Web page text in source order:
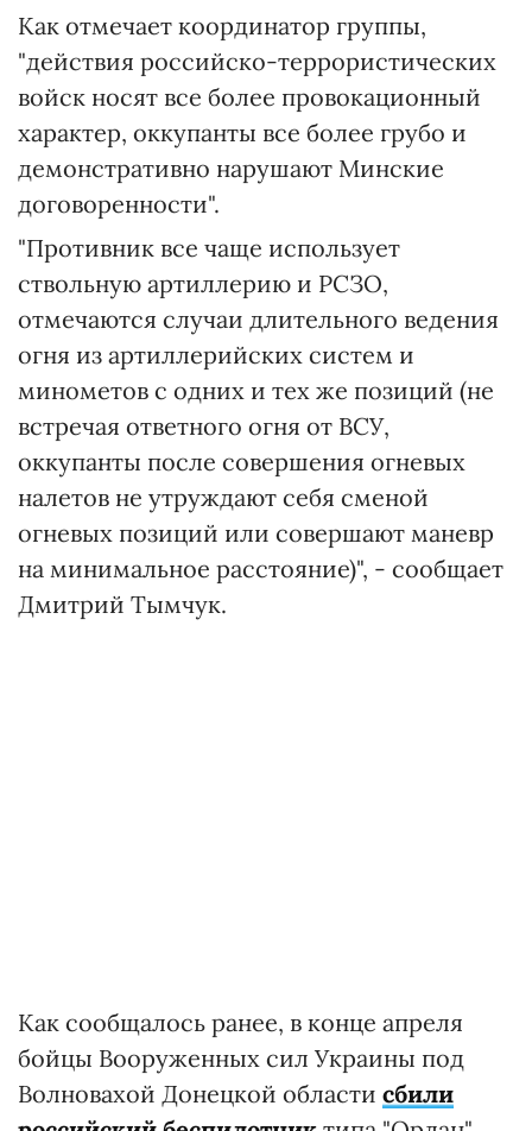
Как отмечает координатор группы,
"действия российско-террористических
войск носят все более провокационный
характер, оккупанты все более грубо и
демонстративно нарушают Минские
договоренности".
"Противник все чаще использует
ствольную артиллерию и РСЗО,
отмечаются случаи длительного ведения
огня из артиллерийских систем и
минометов с одних и тех же позиций (не
встречая ответного огня от ВСУ,
оккупанты после совершения огневых
налетов не утруждают себя сменой
огневых позиций или совершают маневр
на минимальное расстояние)", - сообщает
Дмитрий Тымчук.
Как сообщалось ранее, в конце апреля
бойцы Вооруженных сил Украины под
Волновахой Донецкой области сбили